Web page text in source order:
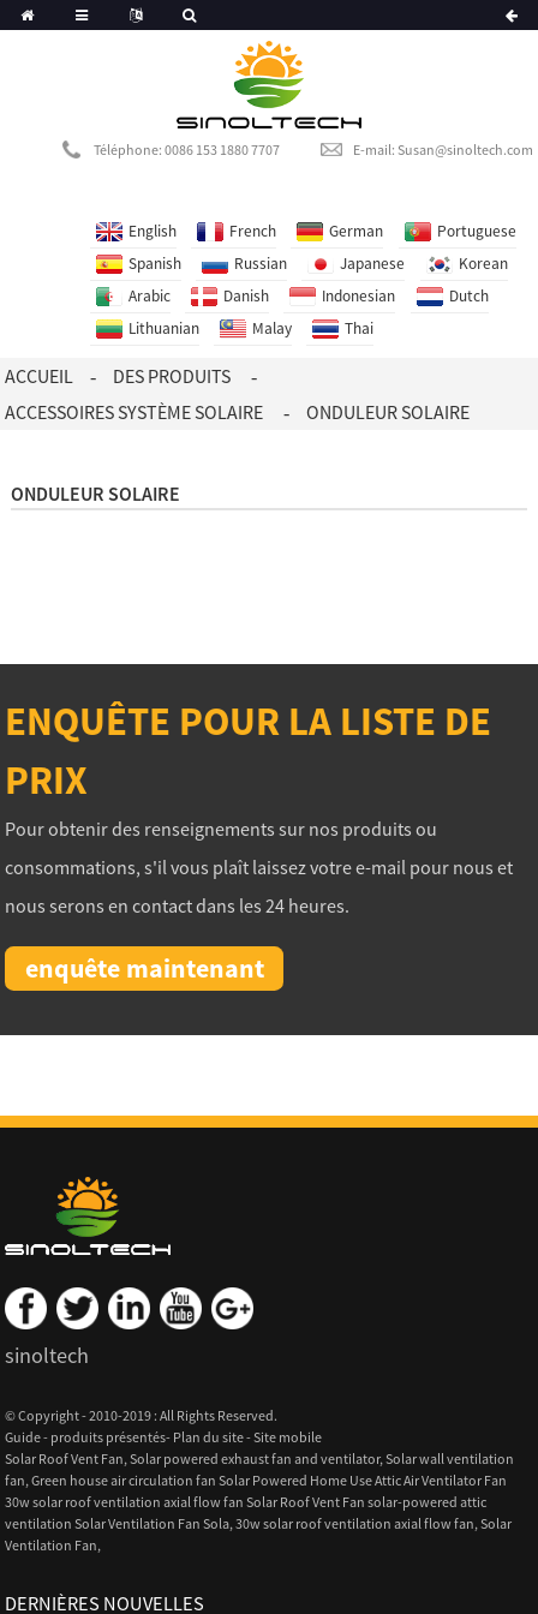
Téléphone: 0086 153 1880 7707 E-mail: Susan@sinoltech.com
English French German
Portuguese
Spanish
Russian Japanese
Korean
Arabic
Danish Indonesian
Dutch
Lithuanian
Malay Thai
ACCUEIL
DES PRODUITS
ACCESSOIRES SYSTÈME SOLAIRE
ONDULEUR SOLAIRE
ONDULEUR SOLAIRE
ENQUÊTE POUR LA LISTE DE
PRIX
Pour obtenir des renseignements sur nos produits ou
consommations, s'il vous plaît laissez votre e-mail pour nous et
nous serons en contact dans les 24 heures.
enquête maintenant
sinoltech
© Copyright - 2010-2019 : All Rights Reserved.
Guide- produits présentés- Plan du site-Site mobile
Solar Roof Vent Fan,Solar powered exhaust fan and ventilator,Solar wall ventilation
fan,Green house air circulation fan Solar Powered Home Use Attic Air Ventilator Fan
30w solar roof ventilation axial flow fan Solar Roof Vent Fan solar-powered attic
ventilation Solar Ventilation Fan Sola,30w solar roof ventilation axial flow fan,Solar
Ventilation Fan,
DERNIÈRES NOUVELLES